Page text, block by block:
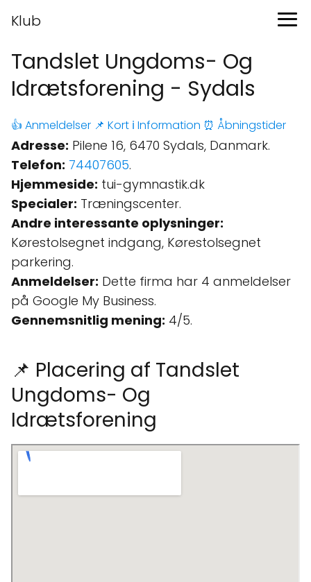
Klub
Tandslet Ungdoms- Og
Idrætsforening - Sydals
👍 Anmeldelser 📌 Kort ℹ️ Information ⏰ Åbningstider
Adresse: Pilene 16, 6470 Sydals, Danmark.
Telefon: 74407605.
Hjemmeside: tui-gymnastik.dk
Specialer: Træningscenter.
Andre interessante oplysninger:
Kørestolsegnet indgang, Kørestolsegnet
parkering.
Anmeldelser: Dette firma har 4 anmeldelser
på Google My Business.
Gennemsnitlig mening: 4/5.
📌 Placering af Tandslet
Ungdoms- Og
Idrætsforening